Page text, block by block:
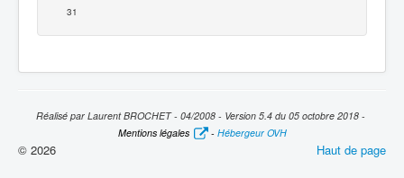
31
Réalisé par Laurent BROCHET - 04/2008 - Version 5.4 du 05 octobre 2018 -
Mentions légales
- Hébergeur OVH
Haut de page
© 2026